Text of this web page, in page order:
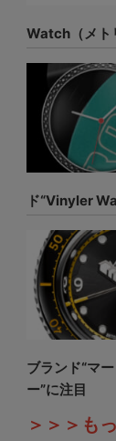
Watch（メト
ド“Vinyler
ブランド“マ
ー”に注目
＞＞＞も